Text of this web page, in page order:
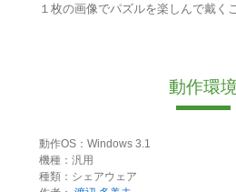
１枚の画像でパズルを楽しんで戴く
動作環
動作OS：Windows 3.1
機種：汎用
種類：シェアウェア